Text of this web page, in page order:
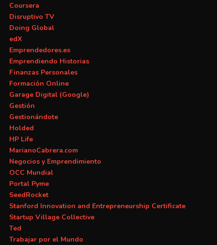
Coursera
Disruptivo TV
Doing Global
edX
Emprendedores.es
Emprendiendo Historias
Finanzas Personales
Formación Online
Garage Digital (Google)
Gestión
Gestionándote
Holded
HP Life
MarianoCabrera.com
Negocios y Emprendimiento
OCC Mundial
Portal Pyme
SeedRocket
Stanford Innovation and Entrepreneurship Certificate
Startup Village Collective
Ted
Trabajar por el Mundo